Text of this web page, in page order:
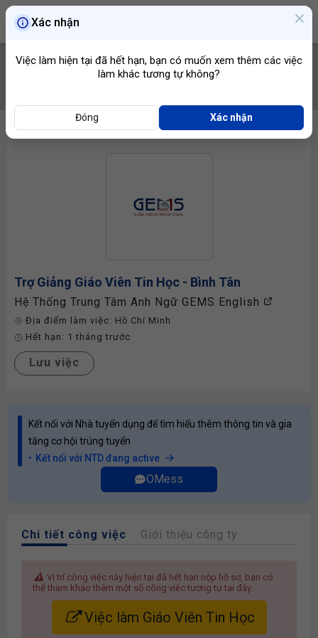
Trợ Giảng Giáo Viên Tin Học - Bình Tân
Hệ Thống Trung Tâm Anh Ngữ GEMS English
Địa điểm làm việc: Hồ Chí Minh
Hết hạn: 1 tháng trước
Lưu việc
Kết nối với Nhà tuyển dụng để tìm hiểu thêm thông tin và gia
tăng cơ hội trúng tuyển
Kết nối với NTD đang active
OMess
Chi tiết công việc Giới thiệu công ty
Vị trí công việc này hiện tại đã hết hạn nộp hồ sơ, bạn có
thể tham khảo thêm một số công việc tương tự tại đây:
Việc làm Giáo Viên Tin Học
Xác nhận
Việc làm hiện tại đã hết hạn, bạn có muốn xem thêm các việc
làm khác tương tự không?
Đóng Xác nhận